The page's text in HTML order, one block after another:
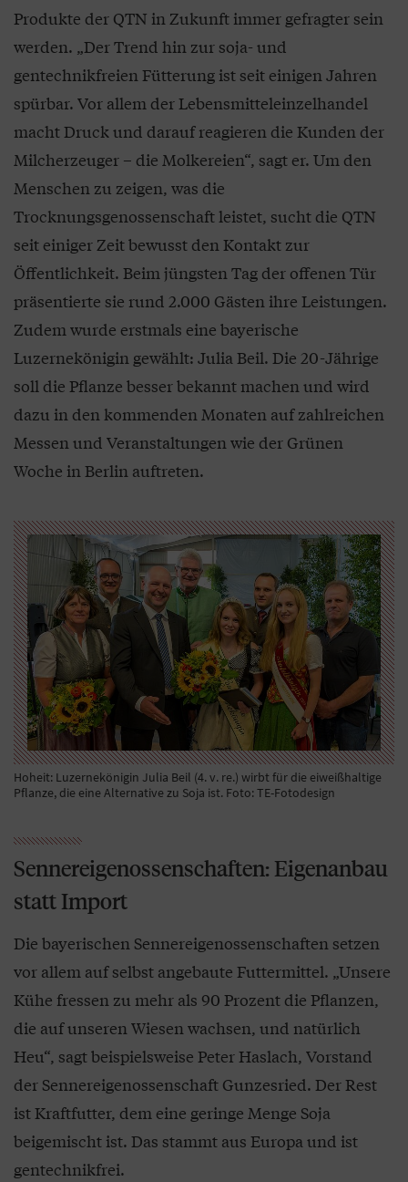
Produkte der QTN in Zukunft immer gefragter sein
werden. „Der Trend hin zur soja- und
gentechnikfreien Fütterung ist seit einigen Jahren
spürbar. Vor allem der Lebensmitteleinzelhandel
macht Druck und darauf reagieren die Kunden der
Milcherzeuger – die Molkereien“, sagt er. Um den
Menschen zu zeigen, was die
Trocknungsgenossenschaft leistet, sucht die QTN
seit einiger Zeit bewusst den Kontakt zur
Öffentlichkeit. Beim jüngsten Tag der offenen Tür
präsentierte sie rund 2.000 Gästen ihre Leistungen.
Zudem wurde erstmals eine bayerische
Luzernekönigin gewählt: Julia Beil. Die 20-Jährige
soll die Pflanze besser bekannt machen und wird
dazu in den kommenden Monaten auf zahlreichen
Messen und Veranstaltungen wie der Grünen
Woche in Berlin auftreten.
Hoheit: Luzernekönigin Julia Beil (4. v. re.) wirbt für die eiweißhaltige
Pflanze, die eine Alternative zu Soja ist. Foto: TE-Fotodesign
Sennereigenossenschaften: Eigenanbau
statt Import
Die bayerischen Sennereigenossenschaften setzen
vor allem auf selbst angebaute Futtermittel. „Unsere
Kühe fressen zu mehr als 90 Prozent die Pflanzen,
die auf unseren Wiesen wachsen, und natürlich
Heu“, sagt beispielsweise Peter Haslach, Vorstand
der Sennereigenossenschaft Gunzesried. Der Rest
ist Kraftfutter, dem eine geringe Menge Soja
beigemischt ist. Das stammt aus Europa und ist
gentechnikfrei.